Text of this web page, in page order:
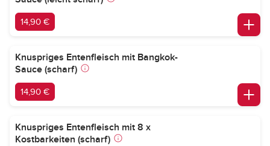
14,90 €
Knuspriges Entenfleisch mit Bangkok-
Sauce (scharf)
14,90 €
Knuspriges Entenfleisch mit 8 x
Kostbarkeiten (scharf)